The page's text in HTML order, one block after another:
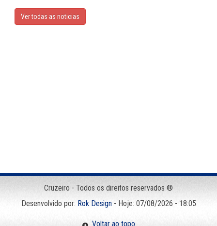
Ver todas as noticias
Cruzeiro - Todos os direitos reservados ®
Desenvolvido por: Rok Design- Hoje: 07/08/2026 - 18:05
Voltar ao topo